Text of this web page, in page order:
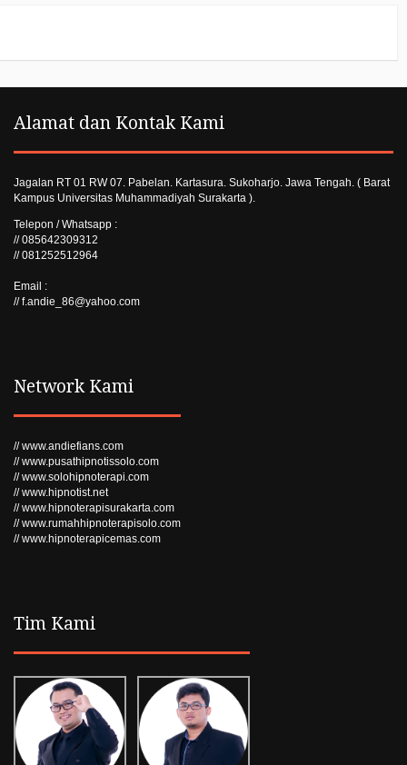
Alamat dan Kontak Kami
Jagalan RT 01 RW 07. Pabelan. Kartasura. Sukoharjo. Jawa Tengah. ( Barat
Kampus Universitas Muhammadiyah Surakarta ).
Telepon / Whatsapp :
// 085642309312
// 081252512964
Email :
// f.andie_86@yahoo.com
Network Kami
// www.andiefians.com
// www.pusathipnotissolo.com
// www.solohipnoterapi.com
// www.hipnotist.net
// www.hipnoterapisurakarta.com
// www.rumahhipnoterapisolo.com
// www.hipnoterapicemas.com
Tim Kami